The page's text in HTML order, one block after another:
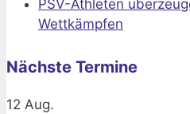
PSV-Athleten
Wettkämpfen
Nächste Termine
12 Aug.